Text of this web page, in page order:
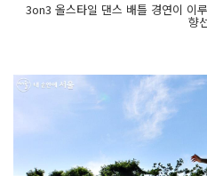
3on3 올스타일 댄스 배틀 경연이 이
향